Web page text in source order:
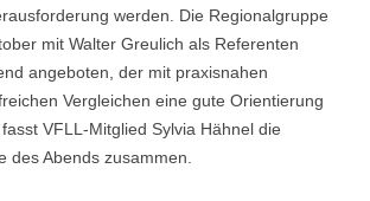
werden. Die Regionalgruppe
mit Walter Greulich als Referenten
angeboten, der mit praxisnahen
Vergleichen eine gute Orientierung
VFLL-Mitglied Sylvia Hähnel die
des Abends zusammen.